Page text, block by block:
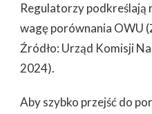
Regulatorzy
wagę porównania OWU
Źródło: Urząd Komisji
2024).
Aby szybko przejść do